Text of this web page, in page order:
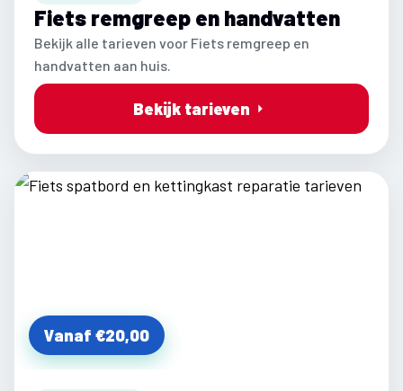
Fiets remgreep en handvatten
Bekijk alle tarieven voor Fiets remgreep en
handvatten aan huis.
Bekijk tarieven
Vanaf €20,00